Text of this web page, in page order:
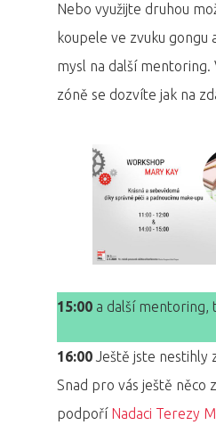
Nebo využijte druhou
koupele ve zvuku gongu
mysl na další mentoring.
zóně se dozvíte jak na
15:00 a další mentoring,
16:00 Ještě jste nestihly
Snad pro vás ještě něco
podpoří Nadaci Terezy